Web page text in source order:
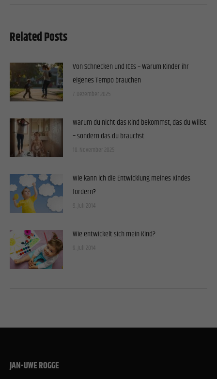
Related Posts
Von Schnecken und ICEs – Warum Kinder ihr
eigenes Tempo brauchen
7. Dezember 2025
Warum du nicht das Kind bekommst, das du willst
– sondern das du brauchst
10. November 2025
Wie kann ich die Entwicklung meines Kindes
fördern?
9. Juli 2014
Wie entwickelt sich mein Kind?
9. Juli 2014
JAN-UWE ROGGE